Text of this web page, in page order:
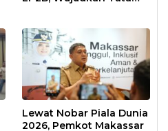
Lewat Nobar Piala Dunia
2026, Pemkot Makassar